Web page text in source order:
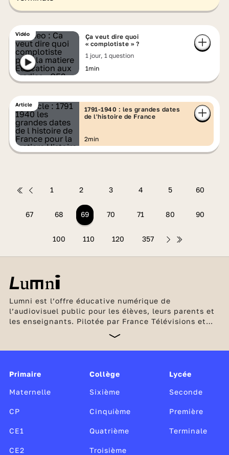
Vidéo
Ça veut dire quoi
« complotiste » ?
1 jour, 1 question
1min
Article
1791-1940 : les grandes dates
de l'histoire de France
2min
1 2 3 4 5 60
67 68 69 70 71 80 90
100 110 120 357
Lumni est l’offre éducative numérique de
l’audiovisuel public pour les élèves, leurs parents et
les enseignants. Pilotée par France Télévisions et
unique, gratuite et sans publicité est soutenue par le
Canopé, le CLEMI, ainsi que par le ministère de la
Primaire
Maternelle
CP
CE1
CE2
Collège
Sixième
Cinquième
Quatrième
Troisième
Lycée
Seconde
Première
Terminale